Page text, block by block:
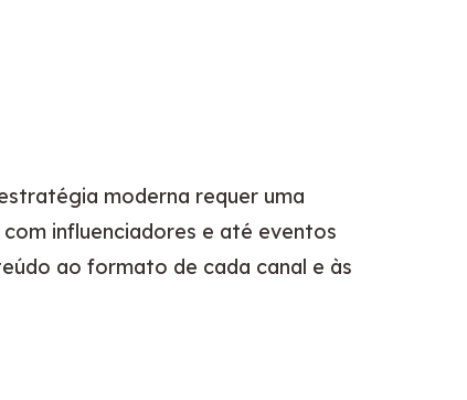
influenciadores e até eventos
ao formato de cada canal e às